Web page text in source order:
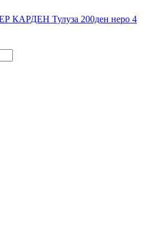
КАРДЕН Тулуза 200ден неро 4